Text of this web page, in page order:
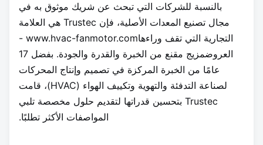
بالنسبة للشركات التي تبحث عن شريك موثوق به في
مجال تصنيع المعدات الأصلية، فإن Trustec هي العلامة
التجارية التي تقف وراءها
www.hvac-fanmotor.com -
العروض
مزيج مقنع من الخبرة والقدرة والجودة. بفضل 17
عامًا من الخبرة المركزة في تصميم وإنتاج المحركات
لصناعة التدفئة والتهوية وتكييف الهواء (HVAC)، قامت
Trustec بتحسين قدراتها لتقديم حلول مخصصة تلبي
المواصفات الأكثر تطلبًا.